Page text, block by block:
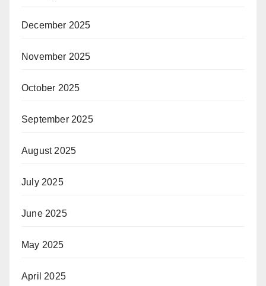
December 2025
November 2025
October 2025
September 2025
August 2025
July 2025
June 2025
May 2025
April 2025